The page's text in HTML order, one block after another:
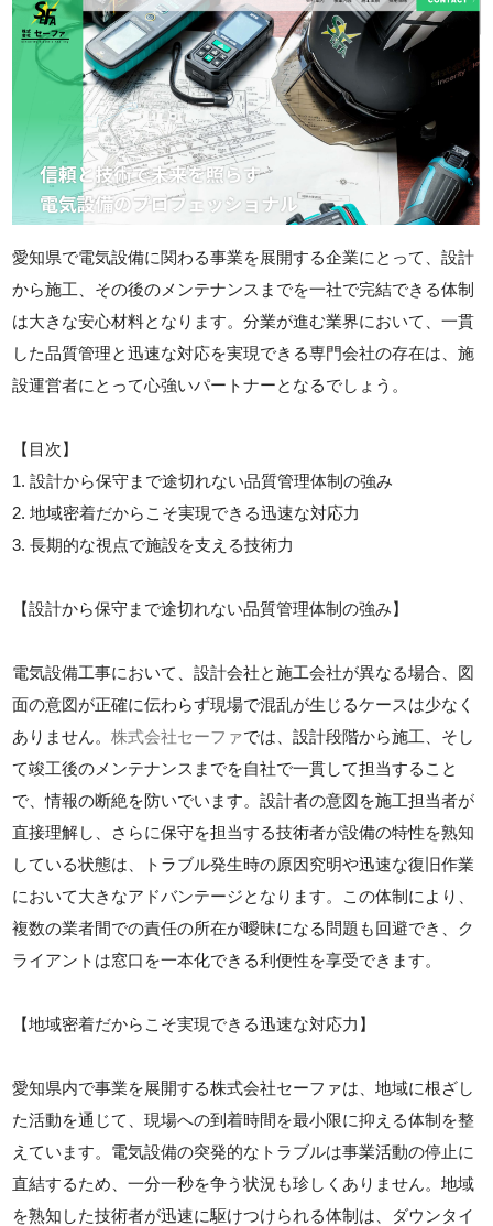
愛知県で電気設備に関わる事業を展開する企業にとって、設計
から施工、その後のメンテナンスまでを一社で完結できる体制
は大きな安心材料となります。分業が進む業界において、一貫
した品質管理と迅速な対応を実現できる専門会社の存在は、施
設運営者にとって心強いパートナーとなるでしょう。
【目次】
1. 設計から保守まで途切れない品質管理体制の強み
2. 地域密着だからこそ実現できる迅速な対応力
3. 長期的な視点で施設を支える技術力
【設計から保守まで途切れない品質管理体制の強み】
電気設備工事において、設計会社と施工会社が異なる場合、図
面の意図が正確に伝わらず現場で混乱が生じるケースは少なく
ありません。株式会社セーファでは、設計段階から施工、そし
て竣工後のメンテナンスまでを自社で一貫して担当すること
で、情報の断絶を防いでいます。設計者の意図を施工担当者が
直接理解し、さらに保守を担当する技術者が設備の特性を熟知
している状態は、トラブル発生時の原因究明や迅速な復旧作業
において大きなアドバンテージとなります。この体制により、
複数の業者間での責任の所在が曖昧になる問題も回避でき、ク
ライアントは窓口を一本化できる利便性を享受できます。
【地域密着だからこそ実現できる迅速な対応力】
愛知県内で事業を展開する株式会社セーファは、地域に根ざし
た活動を通じて、現場への到着時間を最小限に抑える体制を整
えています。電気設備の突発的なトラブルは事業活動の停止に
直結するため、一分一秒を争う状況も珍しくありません。地域
を熟知した技術者が迅速に駆けつけられる体制は、ダウンタイ